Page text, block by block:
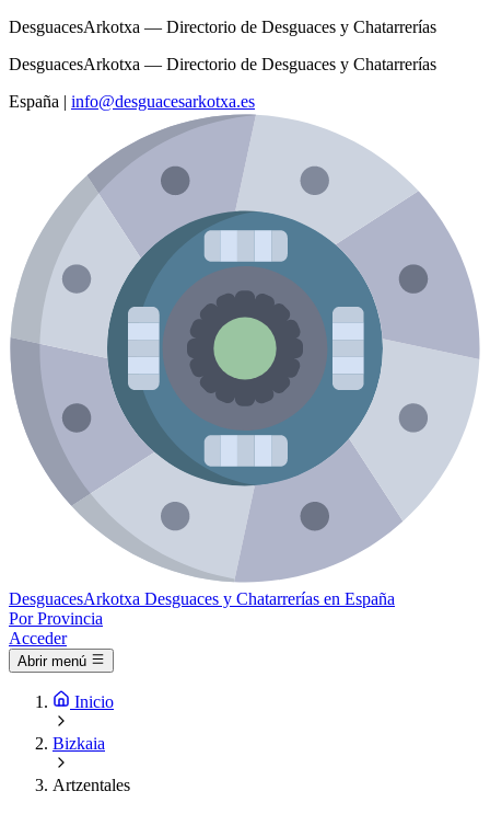
DesguacesArkotxa — Directorio de Desguaces y Chatarrerías
DesguacesArkotxa — Directorio de Desguaces y Chatarrerías
España | info@desguacesarkotxa.es
DesguacesArkotxa Desguaces y Chatarrerías en España
Por Provincia
Acceder
Abrir menú
Inicio
Bizkaia
Artzentales